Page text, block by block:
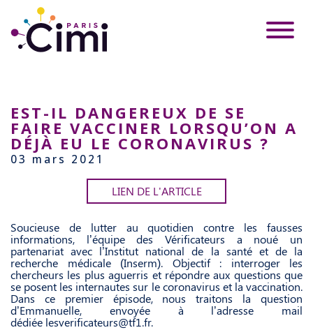
EST-IL DANGEREUX DE SE
FAIRE VACCINER LORSQU’ON A
DÉJÀ EU LE CORONAVIRUS ?
03 mars 2021
LIEN DE L'ARTICLE
Soucieuse de lutter au quotidien contre les fausses
informations, l’équipe des Vérificateurs a noué un
partenariat avec l’Institut national de la santé et de la
recherche médicale (Inserm). Objectif : interroger les
chercheurs les plus aguerris et répondre aux questions que
se posent les internautes sur le coronavirus et la vaccination.
Dans ce premier épisode, nous traitons la question
d’Emmanuelle, envoyée à l’adresse mail
dédiée lesverificateurs@tf1.fr.